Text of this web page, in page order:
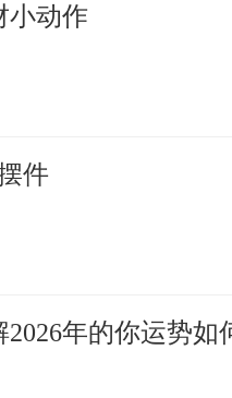
小动作
件
年的你运势如